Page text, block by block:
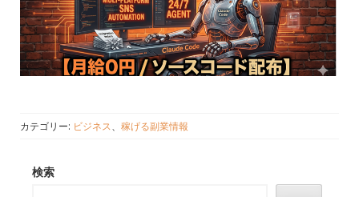
カテゴリー: ビジネス、 稼げる副業情報
検索